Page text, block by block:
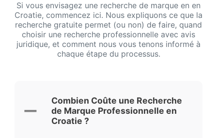
Si vous envisagez une recherche de marque en en
Croatie, commencez ici. Nous expliquons ce que la
recherche gratuite permet (ou non) de faire, quand
choisir une recherche professionnelle avec avis
juridique, et comment nous vous tenons informé à
chaque étape du processus.
Combien Coûte une Recherche
de Marque Professionnelle en
Croatie ?